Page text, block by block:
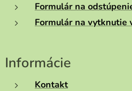
Formulár na
Formulár na vytknutie
Informácie
Kontakt